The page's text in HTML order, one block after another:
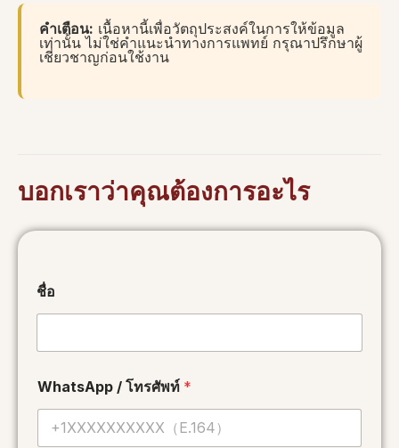
คำเตือน: เนื้อหานี้เพื่อวัตถุประสงค์ในการให้ข้อมูล
เท่านั้น ไม่ใช่คำแนะนำทางการแพทย์ กรุณาปรึกษาผู้
เชี่ยวชาญก่อนใช้งาน
บอกเราว่าคุณต้องการอะไร
ชื่อ
WhatsApp / โทรศัพท์ *